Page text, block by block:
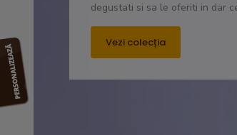
degustati si sa le oferiti in dar
Vezi colecția